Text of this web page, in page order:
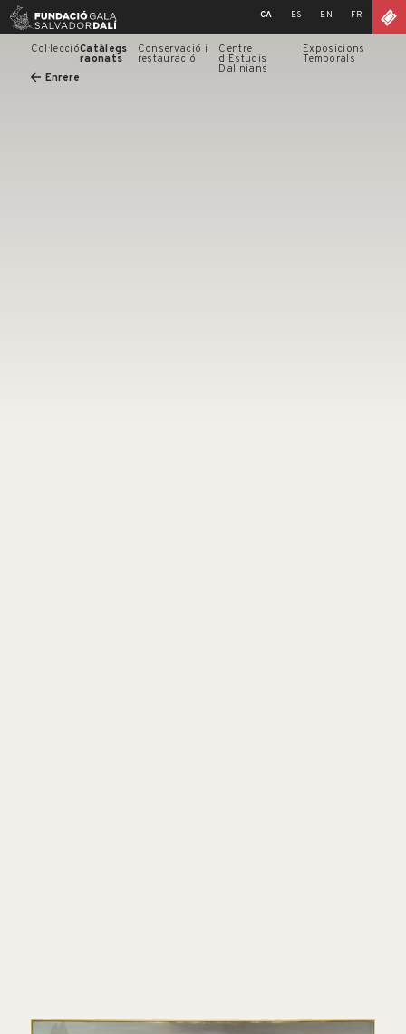
Skip
CA ES EN FR
Col·leccióCatàlegs
raonats
Conservació i
restauració
Centre
d'Estudis
Dalinians
Exposicions
Temporals
Enrere